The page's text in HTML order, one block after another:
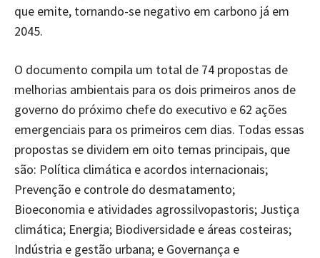
que emite, tornando-se negativo em carbono já em
2045.
O documento compila um total de 74 propostas de
melhorias ambientais para os dois primeiros anos de
governo do próximo chefe do executivo e 62 ações
emergenciais para os primeiros cem dias. Todas essas
propostas se dividem em oito temas principais, que
são: Política climática e acordos internacionais;
Prevenção e controle do desmatamento;
Bioeconomia e atividades agrossilvopastoris; Justiça
climática; Energia; Biodiversidade e áreas costeiras;
Indústria e gestão urbana; e Governança e